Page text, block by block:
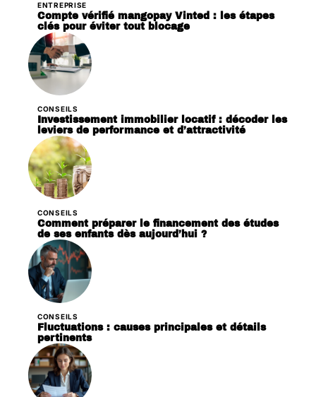
ENTREPRISE
Compte vérifié mangopay Vinted : les étapes
clés pour éviter tout blocage
CONSEILS
Investissement immobilier locatif : décoder les
leviers de performance et d’attractivité
CONSEILS
Comment préparer le financement des études
de ses enfants dès aujourd’hui ?
CONSEILS
Fluctuations : causes principales et détails
pertinents